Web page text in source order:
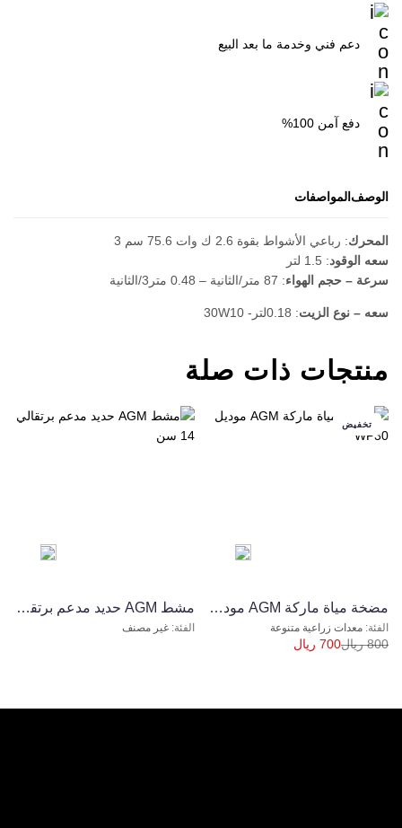
دعم فني وخدمة ما بعد البيع
دفع آمن 100%
الوصف المواصفات
المحرك: رﺑﺎﻋﻲ اﻷﺷﻮاط ﺑﻘﻮة 2.6 ك وات 75.6 ﺳﻢ 3
ﺳﻌﻪ اﻟﻮﻗﻮد: 1.5 ﻟﺘﺮ
ﺳﺮﻋﺔ – ﺣﺠﻢ اﻟﻬﻮاء: 87 ﻣﺘﺮ/اﻟﺜﺎﻧﻴﺔ – 0.48 ﻣﺘﺮ3/اﻟﺜﺎﻧﻴﺔ
ﺳﻌﻪ – ﻧﻮع اﻟﺰﻳﺖ: 0.18لتر- 30W10
منتجات ذات صلة
تخفيض
معدات زراعية متنوعة
مضخة مياة ماركة AGM موديل WP30
800 ريال700 ريال
غير مصنف
ﻣﺸﻂ AGM ﺣﺪﻳﺪ ﻣﺪﻋﻢ برتقالي 14 ﺳﻦ